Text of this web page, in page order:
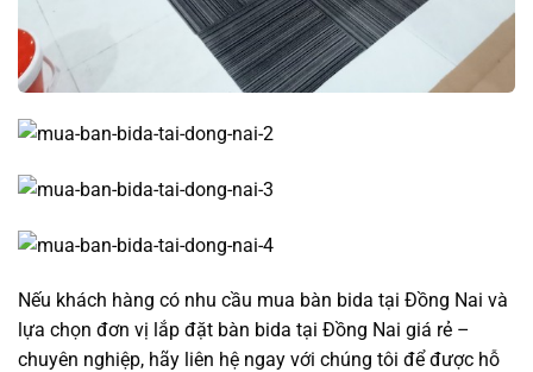
Nếu khách hàng có nhu cầu mua bàn bida tại Đồng Nai và
lựa chọn đơn vị lắp đặt bàn bida tại Đồng Nai giá rẻ –
chuyên nghiệp, hãy liên hệ ngay với chúng tôi để được hỗ